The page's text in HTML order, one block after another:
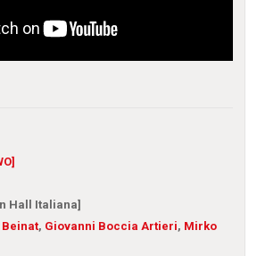
Hall Italiana]
Beinat, Giovanni Boccia Artieri, Mirko